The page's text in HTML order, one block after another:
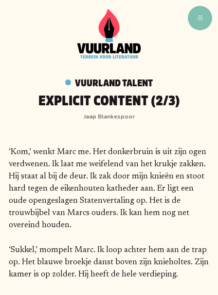
WAT ZIJN WIJ
VUURLAND TALENT
VUURLAND LEEST
VUURLAND TALENT
EXPLICIT CONTENT (2/3)
Jaap Blankespoor
‘Kom,’ wenkt Marc me. Het donkerbruin is uit zijn ogen
verdwenen. Ik laat me weifelend van het krukje zakken.
Hij staat al bij de deur. Ik zak door mijn knieën en stoot
hard tegen de eikenhouten katheder aan. Er ligt een
oude opengeslagen Statenvertaling op. Het is de
trouwbijbel van Marcs ouders. Ik kan hem nog net
overeind houden.
‘Sukkel,’ mompelt Marc. Ik loop achter hem aan de trap
op. Het blauwe broekje danst boven zijn knieholtes. Zijn
kamer is op zolder. Hij heeft de hele verdieping.